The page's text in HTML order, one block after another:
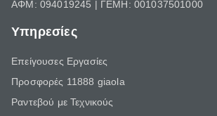
ΑΦΜ: 094019245 | ΓΕΜΗ: 001037501000
Υπηρεσίες
Επείγουσες Εργασίες
Προσφορές 11888 giaola
Ραντεβού με Τεχνικούς